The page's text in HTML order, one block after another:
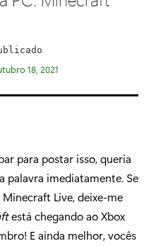
18, 2021
para postar isso, queria
palavra imediatamente. Se
Live, deixe-me
está chegando ao Xbox
E ainda melhor, vocês